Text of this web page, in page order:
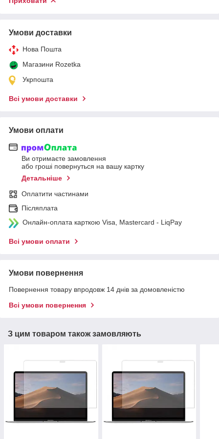
Умови доставки
Нова Пошта
Магазини Rozetka
Укрпошта
Всі умови доставки
Умови оплати
Ви отримаєте замовлення
або гроші повернуться на вашу картку
Детальніше
Оплатити частинами
Післяплата
Онлайн-оплата карткою Visa, Mastercard - LiqPay
Всі умови оплати
Умови повернення
Повернення товару впродовж 14 днів за домовленістю
Всі умови повернення
З цим товаром також замовляють